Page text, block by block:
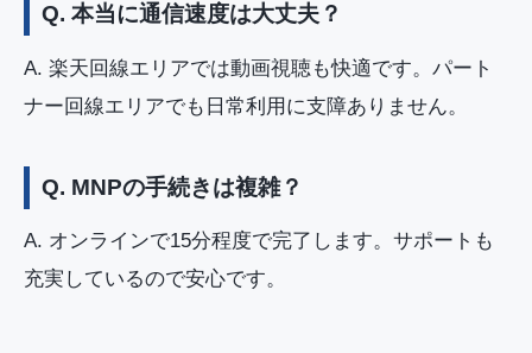
Q. 本当に通信速度は大丈夫？
A. 楽天回線エリアでは動画視聴も快適です。パート
ナー回線エリアでも日常利用に支障ありません。
Q. MNPの手続きは複雑？
A. オンラインで15分程度で完了します。サポートも
充実しているので安心です。